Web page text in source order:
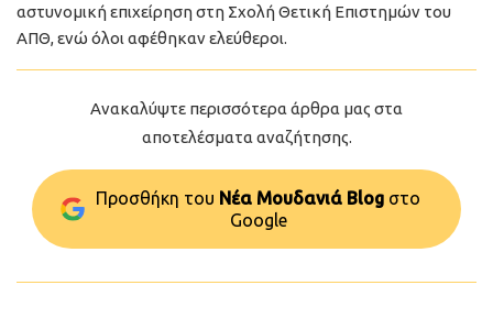
αστυνομική επιχείρηση στη Σχολή Θετική Επιστημών του
ΑΠΘ, ενώ όλοι αφέθηκαν ελεύθεροι.
Ανακαλύψτε περισσότερα άρθρα μας στα
αποτελέσματα αναζήτησης.
Προσθήκη του Νέα Μουδανιά Blog στo
Google